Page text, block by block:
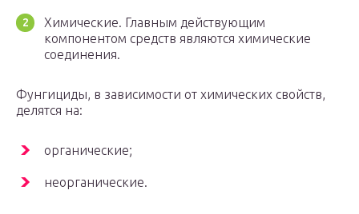
Химические. Главным действующим
компонентом средств являются химические
соединения.
Фунгициды, в зависимости от химических свойств,
делятся на:
органические;
неорганические.